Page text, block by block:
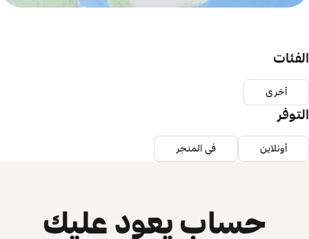
الفئات
أخرى
التوفر
أونلاين في المتجر
حساب يعود عليك